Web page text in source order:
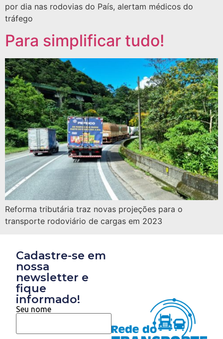
por dia nas rodovias do País, alertam médicos do
tráfego
Para simplificar tudo!
Reforma tributária traz novas projeções para o
transporte rodoviário de cargas em 2023
Cadastre-se em
nossa
newsletter e
fique
informado!
Seu nome